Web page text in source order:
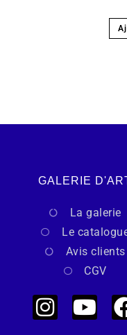
GALERIE
La galerie
Le
Avis clients
CGV